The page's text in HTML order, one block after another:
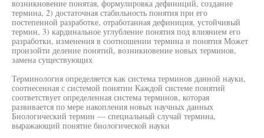
возникновение понятая, формулировка дефиниций, создание
термина, 2) достаточная стабильность понятия при его
постепенной разработке, отработанная дефиниция, устойчивый
термин, 3) кардинальное углубление понятия под влиянием его
разработки, изменения в соотношении термина и понятия Может
произойти деление понятий, возникновение новых терминов,
замена существующих
Терминология определяется как система терминов данной науки,
соотнесенная с системой понятии Каждой системе понятий
соответствует определенная система терминов, которая
развивается по мере накопления новых научных данных
Биологический термин — специальный случай термина,
выражающий понятие биологической науки